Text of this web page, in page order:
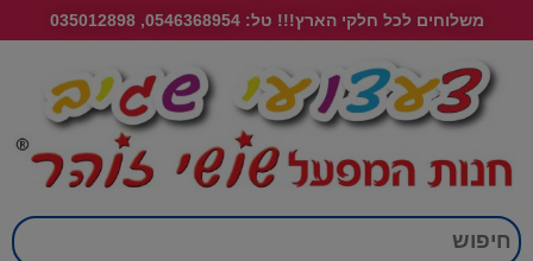
משלוחים לכל חלקי הארץ!!! טל: 0546368954, 035012898